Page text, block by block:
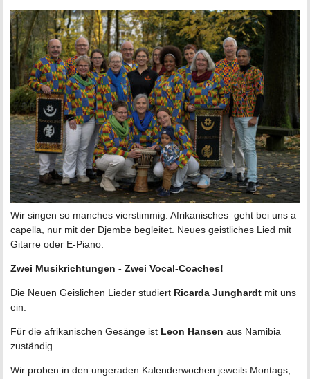
Wir singen so manches vierstimmig. Afrikanisches geht bei uns a
capella, nur mit der Djembe begleitet. Neues geistliches Lied mit
Gitarre oder E-Piano.
Zwei Musikrichtungen - Zwei Vocal-Coaches!
Die Neuen Geislichen Lieder studiert Ricarda Junghardt mit uns
ein.
Für die afrikanischen Gesänge ist Leon Hansen aus Namibia
zuständig.
Wir proben in den ungeraden Kalenderwochen jeweils Montags,